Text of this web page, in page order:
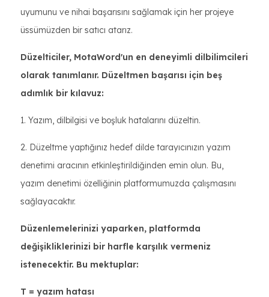
uyumunu ve nihai başarısını sağlamak için her projeye
üssümüzden bir satıcı atarız.
Düzelticiler, MotaWord'un en deneyimli dilbilimcileri
olarak tanımlanır. Düzeltmen başarısı için beş
adımlık bir kılavuz:
1. Yazım, dilbilgisi ve boşluk hatalarını düzeltin.
2. Düzeltme yaptığınız hedef dilde tarayıcınızın yazım
denetimi aracının etkinleştirildiğinden emin olun. Bu,
yazım denetimi özelliğinin platformumuzda çalışmasını
sağlayacaktır.
Düzenlemelerinizi yaparken, platformda
değişikliklerinizi bir harfle karşılık vermeniz
istenecektir. Bu mektuplar:
T = yazım hatası